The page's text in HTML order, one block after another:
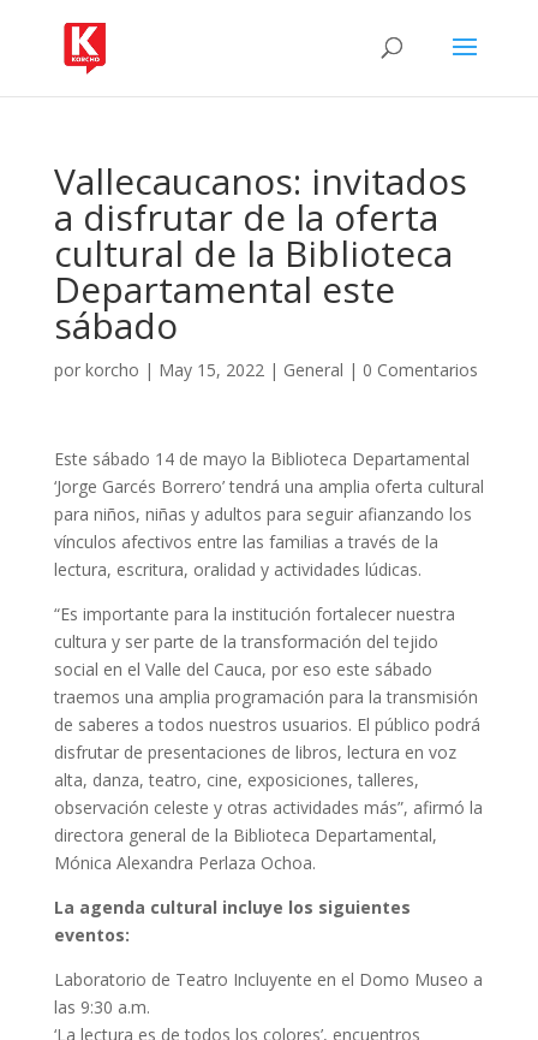
Vallecaucanos: invitados
a disfrutar de la oferta
cultural de la Biblioteca
Departamental este
sábado
por korcho | May 15, 2022| General | 0 Comentarios
Este sábado 14 de mayo la Biblioteca Departamental
‘Jorge Garcés Borrero’ tendrá una amplia oferta cultural
para niños, niñas y adultos para seguir afianzando los
vínculos afectivos entre las familias a través de la
lectura, escritura, oralidad y actividades lúdicas.
“Es importante para la institución fortalecer nuestra
cultura y ser parte de la transformación del tejido
social en el Valle del Cauca, por eso este sábado
traemos una amplia programación para la transmisión
de saberes a todos nuestros usuarios. El público podrá
disfrutar de presentaciones de libros, lectura en voz
alta, danza, teatro, cine, exposiciones, talleres,
observación celeste y otras actividades más”, afirmó la
directora general de la Biblioteca Departamental,
Mónica Alexandra Perlaza Ochoa.
La agenda cultural incluye los siguientes
eventos:
Laboratorio de Teatro Incluyente en el Domo Museo a
las 9:30 a.m.
‘La lectura es de todos los colores’, encuentros